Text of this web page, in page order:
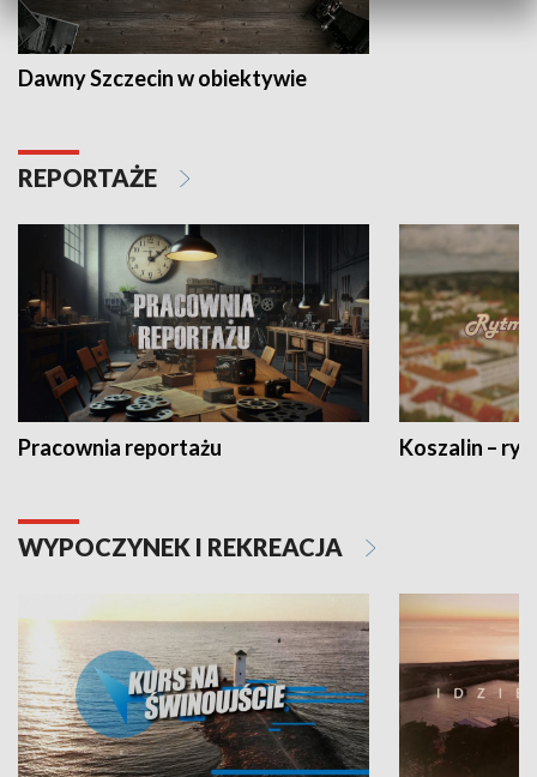
Dawny Szczecin w obiektywie
REPORTAŻE
Pracownia reportażu Koszalin –
WYPOCZYNEK I REKREACJA